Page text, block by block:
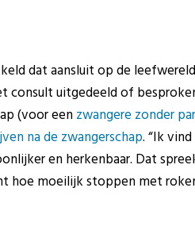
dat aansluit op de
consult uitgedeeld of
(voor eenzwangere zonder
na de zwangerschap. “Ik
en herkenbaar. Dat
hoe moeilijk stoppen met